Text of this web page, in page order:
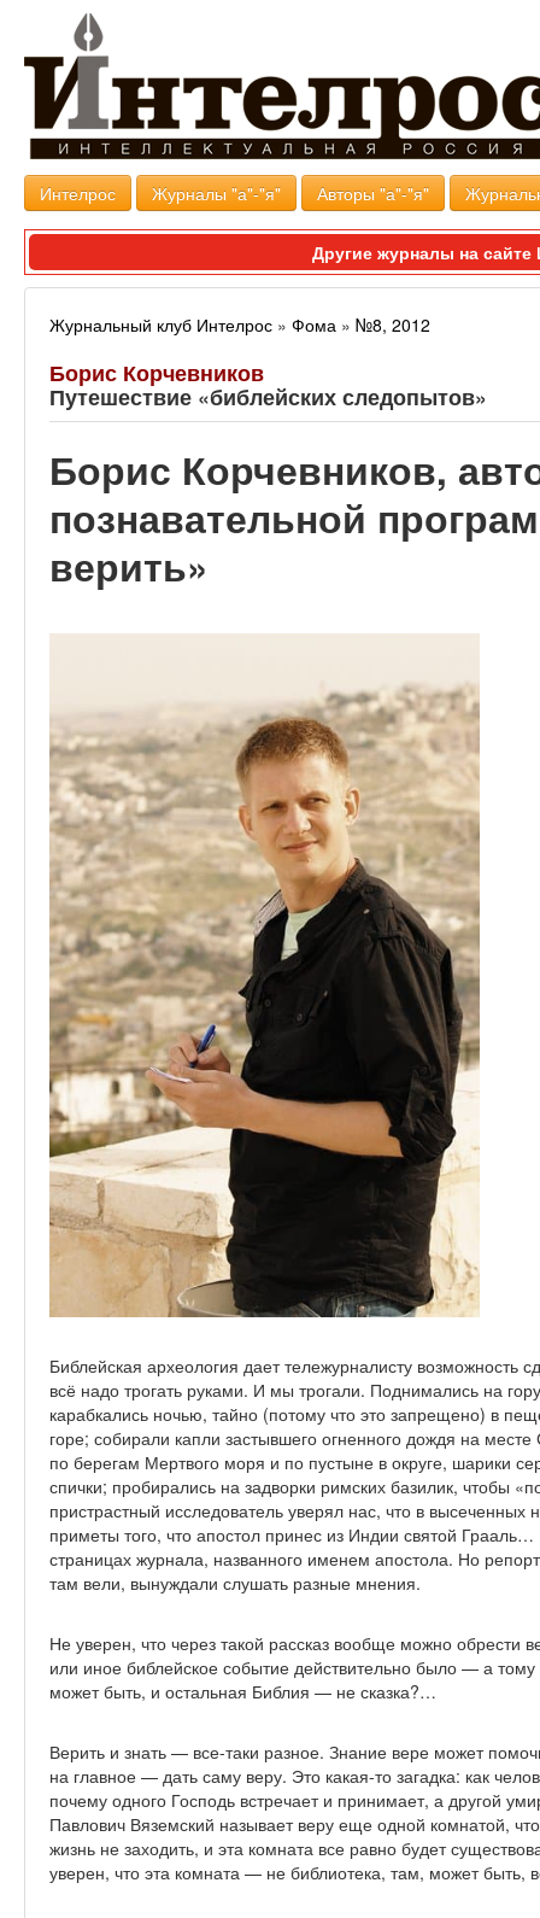
Интелрос Журналы "а"-"я" Авторы "а"-"я"
Другие журналы на
Журнальный клуб Интелрос » Фома » №8, 2012
Борис Корчевников
Путешествие «библейских следопытов»
Борис Корчевников,
познавательной
верить»
Библейская археология дает тележурналисту возможность
всё надо трогать руками. И мы трогали. Поднимались на
карабкались ночью, тайно (потому что это запрещено) в
горе; собирали капли застывшего огненного дождя на
по берегам Мертвого моря и по пустыне в округе, шарики
спички; пробирались на задворки римских базилик, чтобы
пристрастный исследователь уверял нас, что в
приметы того, что апостол принес из Индии святой Грааль…
страницах журнала, названного именем апостола. Но
там вели, вынуждали слушать разные мнения.
Не уверен, что через такой рассказ вообще можно обрести
или иное библейское событие действительно было — а
может быть, и остальная Библия — не сказка?…
Верить и знать — все-таки разное. Знание вере может
на главное — дать саму веру. Это какая-то загадка: как
почему одного Господь встречает и принимает, а другой
Павлович Вяземский называет веру еще одной комнатой,
жизнь не заходить, и эта комната все равно будет
уверен, что эта комната — не библиотека, там, может быть,